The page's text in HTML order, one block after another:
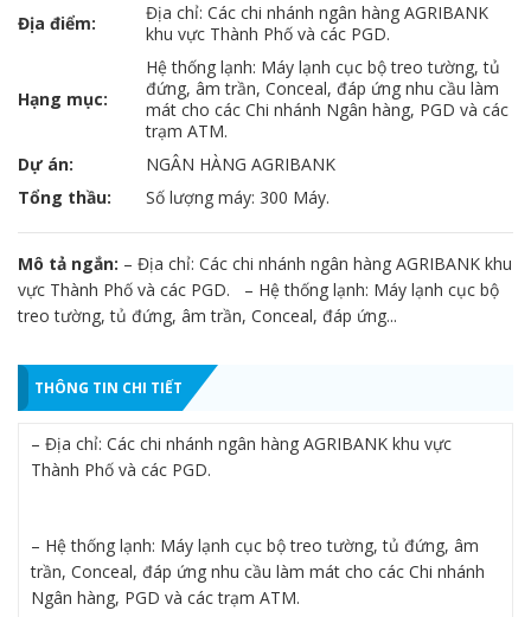
Địa điểm:
Địa chỉ: Các chi nhánh ngân hàng AGRIBANK
khu vực Thành Phố và các PGD.
Hạng mục:
Hệ thống lạnh: Máy lạnh cục bộ treo tường, tủ
đứng, âm trần, Conceal, đáp ứng nhu cầu làm
mát cho các Chi nhánh Ngân hàng, PGD và các
trạm ATM.
Dự án:
NGÂN HÀNG AGRIBANK
Tổng thầu:
Số lượng máy: 300 Máy.
Mô tả ngắn: – Địa chỉ: Các chi nhánh ngân hàng AGRIBANK khu
vực Thành Phố và các PGD. – Hệ thống lạnh: Máy lạnh cục bộ
treo tường, tủ đứng, âm trần, Conceal, đáp ứng...
THÔNG TIN CHI TIẾT
– Địa chỉ: Các chi nhánh ngân hàng AGRIBANK khu vực
Thành Phố và các PGD.
– Hệ thống lạnh: Máy lạnh cục bộ treo tường, tủ đứng, âm
trần, Conceal, đáp ứng nhu cầu làm mát cho các Chi nhánh
Ngân hàng, PGD và các trạm ATM.